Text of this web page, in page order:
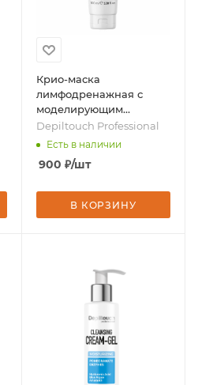
Крио-маска
лимфодренажная с
моделирующим
эффектом для лица, 100
мл, бренд - Depiltouch
Depiltouch Professional
Есть в наличии
900 ₽/шт
В КОРЗИНУ